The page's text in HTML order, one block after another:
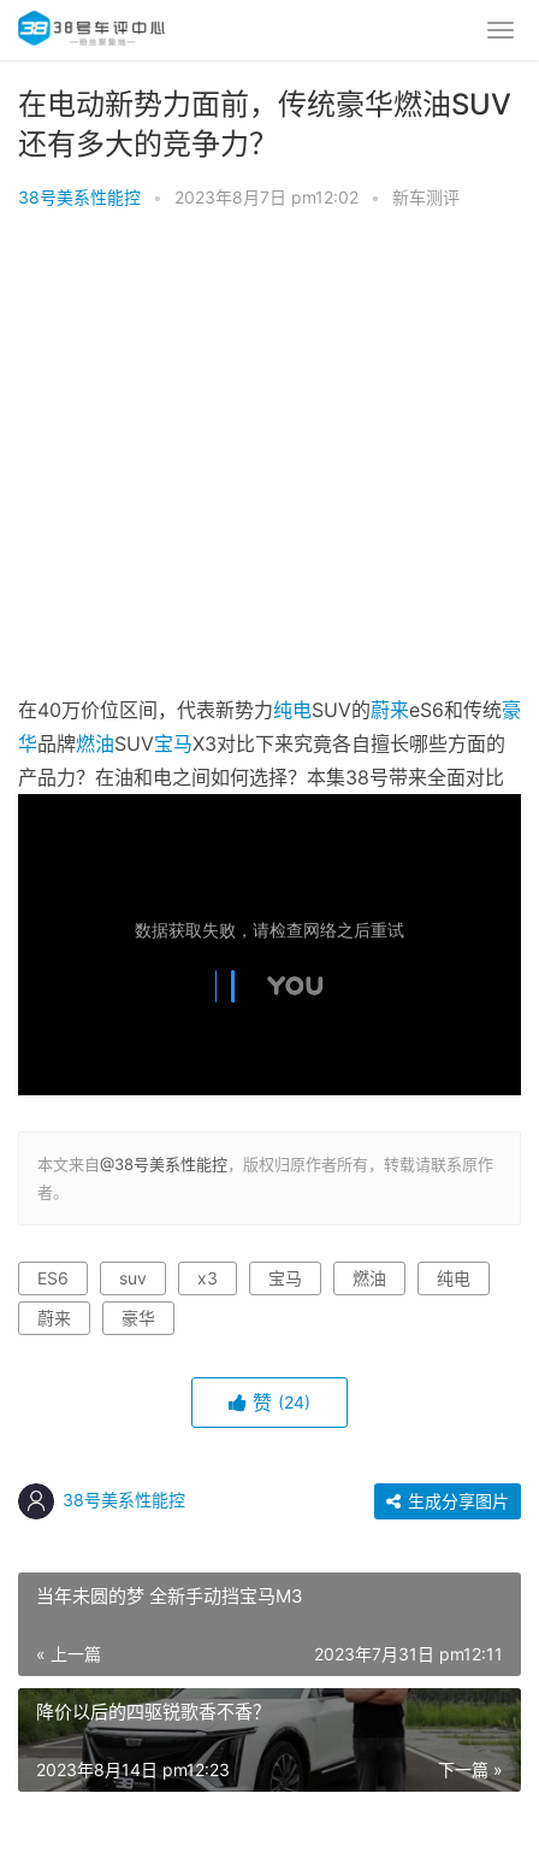
在电动新势力面前，传统豪华燃油SUV
还有多大的竞争力？
38号美系性能控 • 2023年8月7日 pm12:02 • 新车测评
在40万价位区间，代表新势力纯电SUV的蔚来eS6和传统豪
华品牌燃油SUV宝马X3对比下来究竟各自擅长哪些方面的
产品力？在油和电之间如何选择？本集38号带来全面对比
本文来自@38号美系性能控，版权归原作者所有，转载请联系原作
者。
ES6 suv x3 宝马 燃油
纯电
蔚来
豪华
赞 (24)
38号美系性能控 生成分享图片
当年未圆的梦 全新手动挡宝马M3
« 上一篇 2023年7月31日 pm12:11
降价以后的四驱锐歌香不香？
下一篇 »
2023年8月14日 pm12:23